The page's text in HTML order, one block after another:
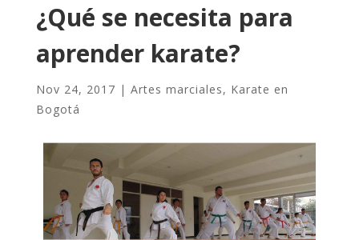
¿Qué se necesita para
aprender karate?
Nov 24, 2017 | Artes marciales, Karate en
Bogotá